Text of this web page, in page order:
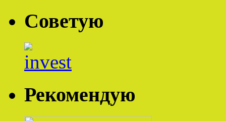
Советую
Рекомендую